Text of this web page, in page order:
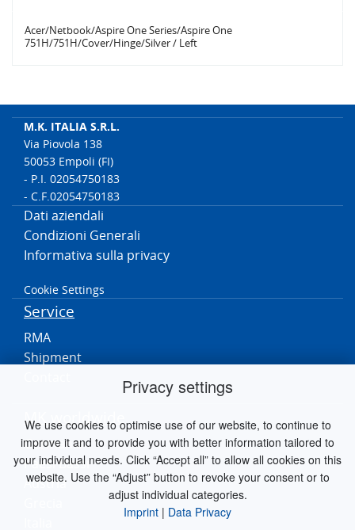
Privacy settings
We use cookies to optimise use of our website, to continue to
improve it and to provide you with better information tailored to
your individual needs. Click “Accept all” to allow all cookies on this
website. Use the “Adjust” button to revoke your consent or to
adjust individual categories.
Imprint | Data Privacy
Acer/Netbook/Aspire One Series/Aspire One
751H/751H/Cover/Hinge/Silver / Left
M.K. ITALIA S.R.L.
Via Piovola 138
50053 Empoli (FI)
- P.I. 02054750183
- C.F.02054750183
Dati aziendali
Condizioni Generali
Informativa sulla privacy
Cookie Settings
Service
RMA
Shipment
MK worldwide
Germania
Paesi Bassi
Austria